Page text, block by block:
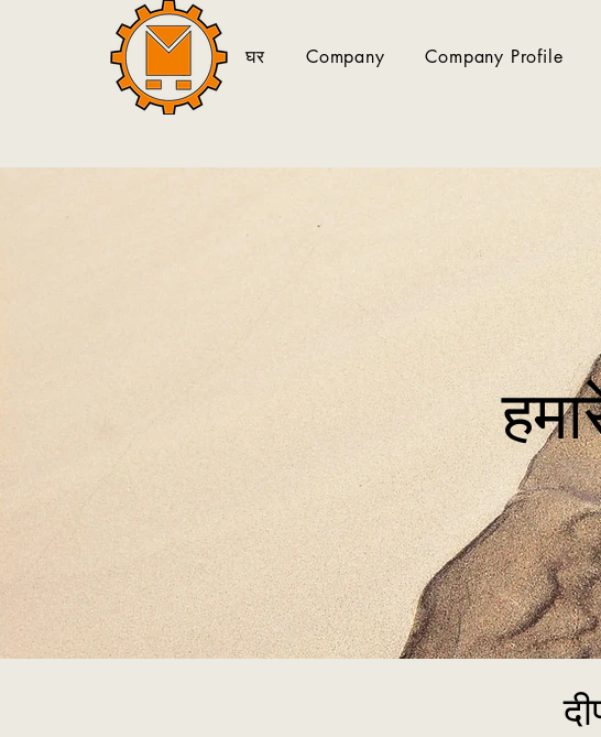
घर Company Company Profile